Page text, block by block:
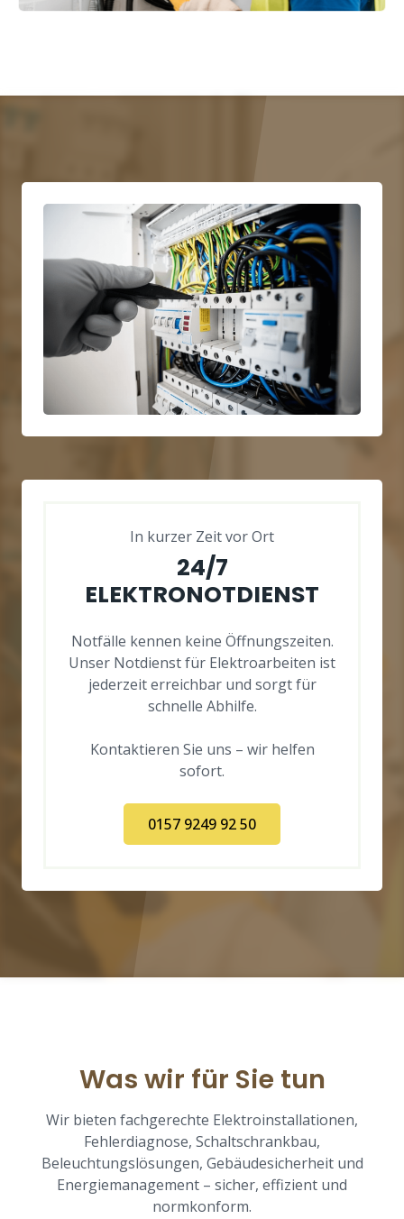
In kurzer Zeit vor Ort
24/7
ELEKTRONOTDIENST
Notfälle kennen keine Öffnungszeiten.
Unser Notdienst für Elektroarbeiten ist
jederzeit erreichbar und sorgt für
schnelle Abhilfe.
Kontaktieren Sie uns – wir helfen
sofort.
0157 9249 92 50
Was wir für Sie tun
Wir bieten fachgerechte Elektroinstallationen,
Fehlerdiagnose, Schaltschrankbau,
Beleuchtungslösungen, Gebäudesicherheit und
Energiemanagement – sicher, effizient und
normkonform.